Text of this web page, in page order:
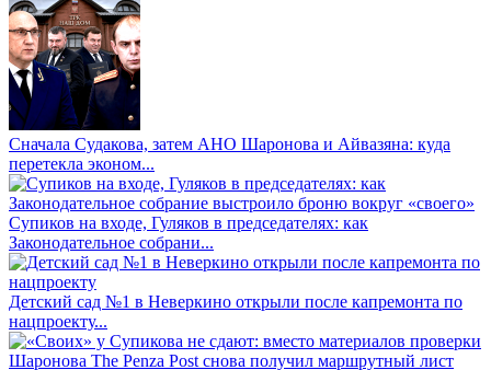
Сначала Судакова, затем АНО Шаронова и Айвазяна: куда
перетекла эконом...
Супиков на входе, Гуляков в председателях: как
Законодательное собрани...
Детский сад №1 в Неверкино открыли после капремонта по
нацпроекту...